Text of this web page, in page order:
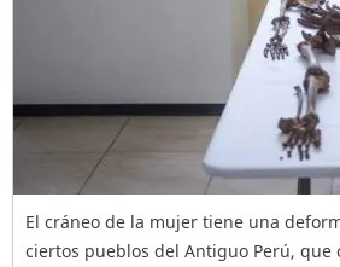
El cráneo de la mujer tiene una
ciertos pueblos del Antiguo Perú, que